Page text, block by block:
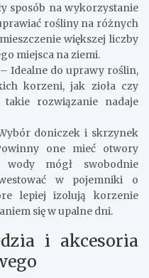
sposób na wykorzystanie
rośliny na różnych
większej liczby
miejsca na ziemi.
– Idealne do uprawy roślin,
korzeni, jak zioła czy
rozwiązanie nadaje
doniczek i skrzynek
one mieć otwory
mógł swobodnie
w pojemniki o
lepiej izolują korzenie
się w upalne dni.
i akcesoria